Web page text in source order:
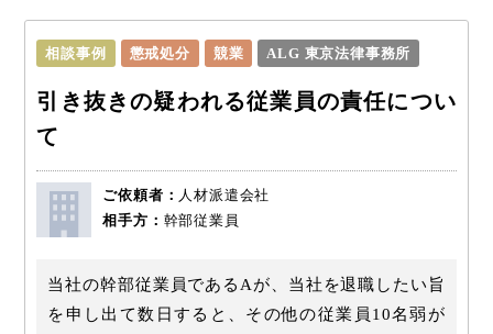
相談事例 懲戒処分 競業 ALG 東京法律事務所
引き抜きの疑われる従業員の責任につい
て
ご依頼者： 人材派遣会社
相手方： 幹部従業員
当社の幹部従業員であるAが、当社を退職したい旨
を申し出て数日すると、その他の従業員10名弱が